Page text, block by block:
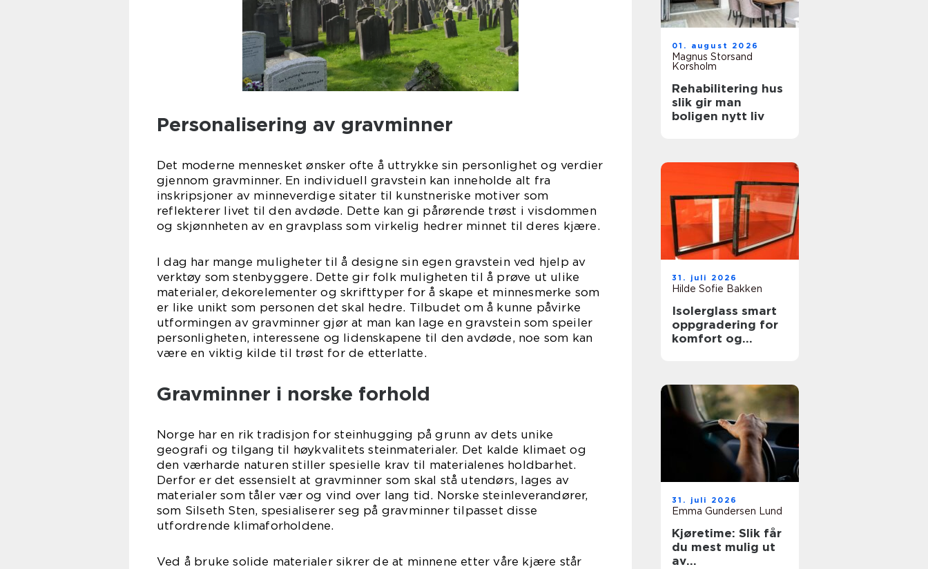
Personalisering av gravminner
Det moderne mennesket ønsker ofte å uttrykke sin personlighet og verdier
gjennom gravminner. En individuell gravstein kan inneholde alt fra
inskripsjoner av minneverdige sitater til kunstneriske motiver som
reflekterer livet til den avdøde. Dette kan gi pårørende trøst i visdommen
og skjønnheten av en gravplass som virkelig hedrer minnet til deres kjære.
I dag har mange muligheter til å designe sin egen gravstein ved hjelp av
verktøy som stenbyggere. Dette gir folk muligheten til å prøve ut ulike
materialer, dekorelementer og skrifttyper for å skape et minnesmerke som
er like unikt som personen det skal hedre. Tilbudet om å kunne påvirke
utformingen av gravminner gjør at man kan lage en gravstein som speiler
personligheten, interessene og lidenskapene til den avdøde, noe som kan
være en viktig kilde til trøst for de etterlatte.
Gravminner i norske forhold
Norge har en rik tradisjon for steinhugging på grunn av dets unike
geografi og tilgang til høykvalitets steinmaterialer. Det kalde klimaet og
den værharde naturen stiller spesielle krav til materialenes holdbarhet.
Derfor er det essensielt at gravminner som skal stå utendørs, lages av
materialer som tåler vær og vind over lang tid. Norske steinleverandører,
som Silseth Sten, spesialiserer seg på gravminner tilpasset disse
utfordrende klimaforholdene.
Ved å bruke solide materialer sikrer de at minnene etter våre kjære står
01. august 2026
Magnus Storsand
Korsholm
Rehabilitering hus
slik gir man
boligen nytt liv
31. juli 2026
Hilde Sofie Bakken
Isolerglass smart
oppgradering for
komfort og
31. juli 2026
Emma Gundersen Lund
Kjøretime: Slik får
du mest mulig ut
av